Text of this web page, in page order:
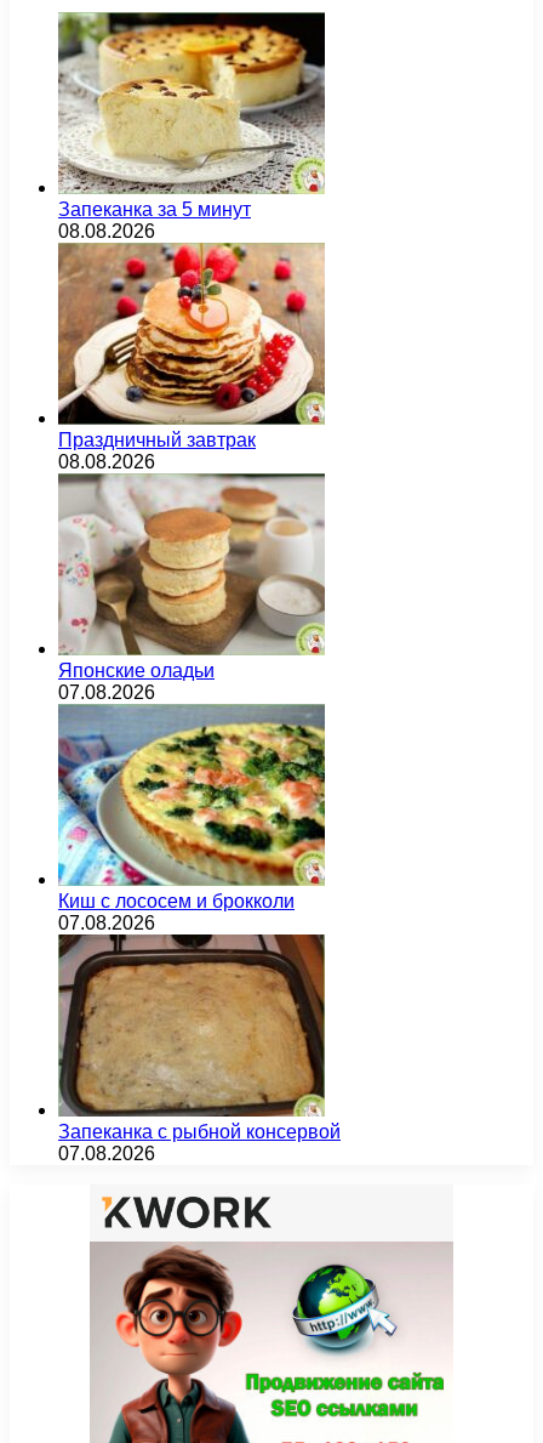
Запеканка за 5 минут
08.08.2026
Праздничный завтрак
08.08.2026
Японские оладьи
07.08.2026
Киш с лососем и брокколи
07.08.2026
Запеканка с рыбной консервой
07.08.2026